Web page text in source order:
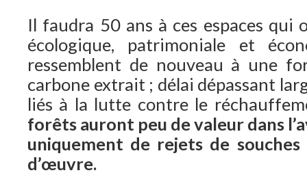
Il faudra 50 ans à ces espaces qui
écologique, patrimoniale et
ressemblent de nouveau à une
carbone extrait ; délai dépassant
liés à la lutte contre le
forêts auront peu de valeur dans
uniquement de rejets de
d’œuvre.